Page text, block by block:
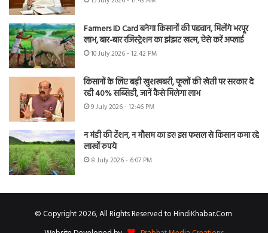
Farmers ID Card बनेगा किसानों की पहचान, मिलेंगे भरपूर
लाभ, बार-बार रजिस्ट्रेशन का झंझट खत्म, ऐसे करें अप्लाई
10 July 2026 - 12:42 PM
किसानों के लिए बड़ी खुशखबरी, फूलों की खेती पर सरकार दे
रही 40% सब्सिडी, जानें कैसे मिलेगा लाभ
9 July 2026 - 12:46 PM
न मंडी की टेंशन, न मौसम का डर! इस फसल से किसान कमा रहे
लाखों रुपये
8 July 2026 - 6:07 PM
© Copyright 2026, All Rights Reserved to HindiKhabar.Com